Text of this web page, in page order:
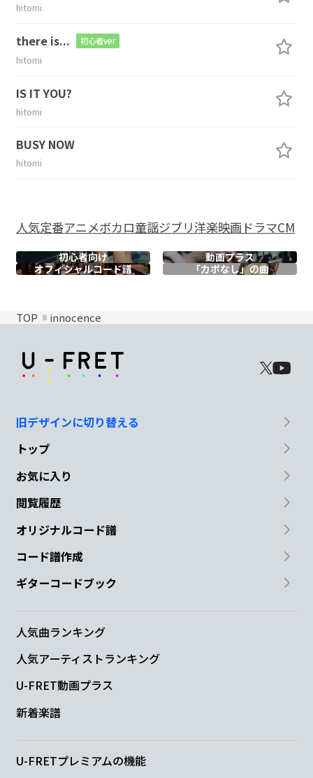
hitomi
there is... 初心者ver
hitomi
IS IT YOU?
hitomi
BUSY NOW
hitomi
人気定番アニメボカロ童謡ジブリ洋楽映画ドラマCM
初心者向け
動画プラス
オフィシャルコード譜 「カポなし」の曲
TOP innocence
旧デザインに切り替える
トップ
お気に入り
閲覧履歴
オリジナルコード譜
コード譜作成
ギターコードブック
人気曲ランキング
人気アーティストランキング
U-FRET動画プラス
新着楽譜
U-FRETプレミアムの機能